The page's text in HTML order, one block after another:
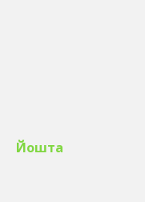
Йошта